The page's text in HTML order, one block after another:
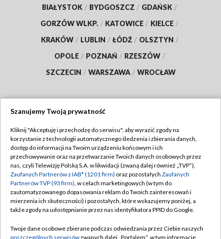
BIAŁYSTOK / BYDGOSZCZ / GDAŃSK /
GORZÓW WLKP. / KATOWICE / KIELCE /
KRAKÓW / LUBLIN / ŁÓDŹ / OLSZTYN /
OPOLE / POZNAŃ / RZESZÓW /
SZCZECIN / WARSZAWA / WROCŁAW
TVP
Abonament TVP
Emisja w TVP
Centrum informacji TVP
Naziemna Telewizja Cyfrowa
Rada Programowa
Regulamin TVP
Polityka prywatności
Moje zgody
Pomoc
Szanujemy Twoją prywatność
Kliknij "Akceptuję i przechodzę do serwisu", aby wyrazić zgody na
korzystanie z technologii automatycznego śledzenia i zbierania danych,
dostęp do informacji na Twoim urządzeniu końcowym i ich
przechowywanie oraz na przetwarzanie Twoich danych osobowych przez
nas, czyli Telewizję Polską S.A. w likwidacji (zwaną dalej również „TVP”),
Zaufanych Partnerów z IAB* (1201 firm) oraz pozostałych Zaufanych
Partnerów TVP (93 firm), w celach marketingowych (w tym do
zautomatyzowanego dopasowania reklam do Twoich zainteresowań i
mierzenia ich skuteczności) i pozostałych, które wskazujemy poniżej, a
także zgody na udostępnianie przez nas identyfikatora PPID do Google.
Twoje dane osobowe zbierane podczas odwiedzania przez Ciebie naszych
poszczególnych serwisówzwanych dalej „Portalem”, w tym informacje